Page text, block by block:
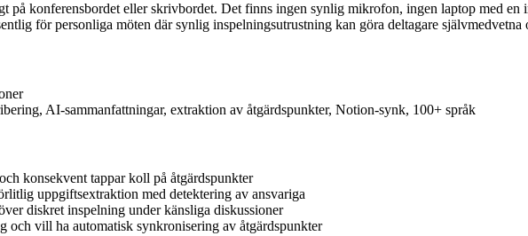
på konferensbordet eller skrivbordet. Det finns ingen synlig mikrofon, ingen laptop med
för personliga möten där synlig inspelningsutrustning kan göra deltagare
AI-sammanfattningar, extraktion av åtgärdspunkter, Notion-synk, 100+ språk
konsekvent tappar koll på åtgärdspunkter
uppgiftsextraktion med detektering av ansvariga
diskret inspelning under känsliga diskussioner
vill ha automatisk synkronisering av åtgärdspunkter